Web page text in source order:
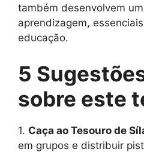
também desenvolvem
aprendizagem,
educação.
5
sobre este
1. Caça ao Tesouro de
em grupos e distribuir